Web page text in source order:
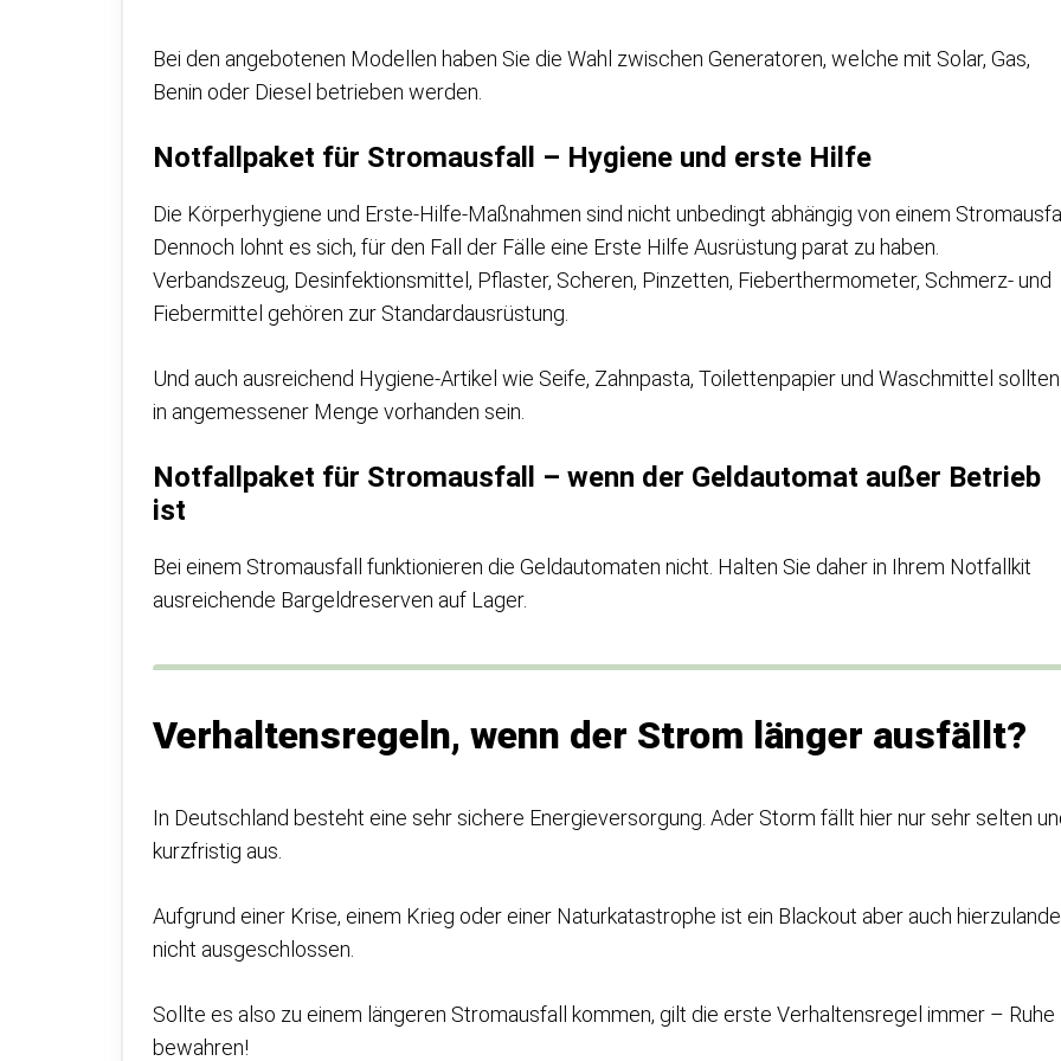
Bei den angebotenen Modellen haben Sie die Wahl zwischen Generatoren, welche mit Solar, Gas,
Benin oder Diesel betrieben werden.
Notfallpaket für Stromausfall – Hygiene und erste Hilfe
Die Körperhygiene und Erste-Hilfe-Maßnahmen sind nicht unbedingt abhängig von einem
Dennoch lohnt es sich, für den Fall der Fälle eine Erste Hilfe Ausrüstung parat zu haben.
Verbandszeug, Desinfektionsmittel, Pflaster, Scheren, Pinzetten, Fieberthermometer, Schmerz- und
Fiebermittel gehören zur Standardausrüstung.
Und auch ausreichend Hygiene-Artikel wie Seife, Zahnpasta, Toilettenpapier und Waschmittel sollten
in angemessener Menge vorhanden sein.
Notfallpaket für Stromausfall – wenn der Geldautomat außer Betrieb
ist
Bei einem Stromausfall funktionieren die Geldautomaten nicht. Halten Sie daher in Ihrem Notfallkit
ausreichende Bargeldreserven auf Lager.
Verhaltensregeln, wenn der Strom länger ausfällt?
In Deutschland besteht eine sehr sichere Energieversorgung. Ader Storm fällt hier nur sehr selten
kurzfristig aus.
Aufgrund einer Krise, einem Krieg oder einer Naturkatastrophe ist ein Blackout aber auch hierzulande
nicht ausgeschlossen.
Sollte es also zu einem längeren Stromausfall kommen, gilt die erste Verhaltensregel immer – Ruhe
bewahren!